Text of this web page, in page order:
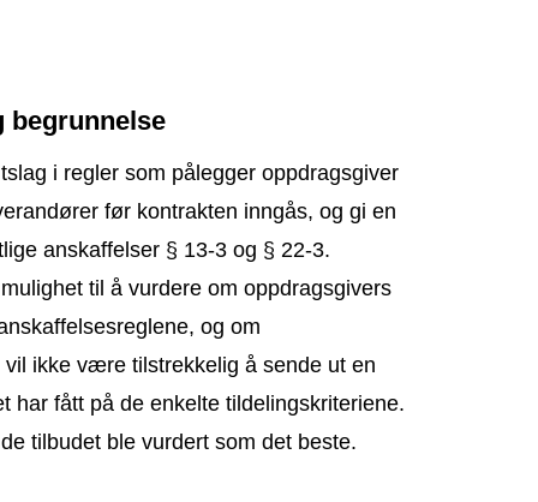
begrunnelse
i regler som pålegger oppdragsgiver
før kontrakten inngås, og gi en
anskaffelser § 13-3 og § 22-3.
til å vurdere om oppdragsgivers
og om
ikke være tilstrekkelig å sende ut en
har fått på de enkelte tildelingskriteriene.
tilbudet ble vurdert som det beste.